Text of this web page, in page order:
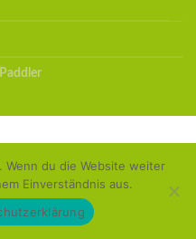
Wenn du die Website weiter
Einverständnis aus.